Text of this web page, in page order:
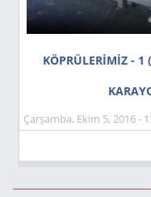
KÖPRÜLERİMİZ - 1
Çarşamba, Ekim 5, 2016 -